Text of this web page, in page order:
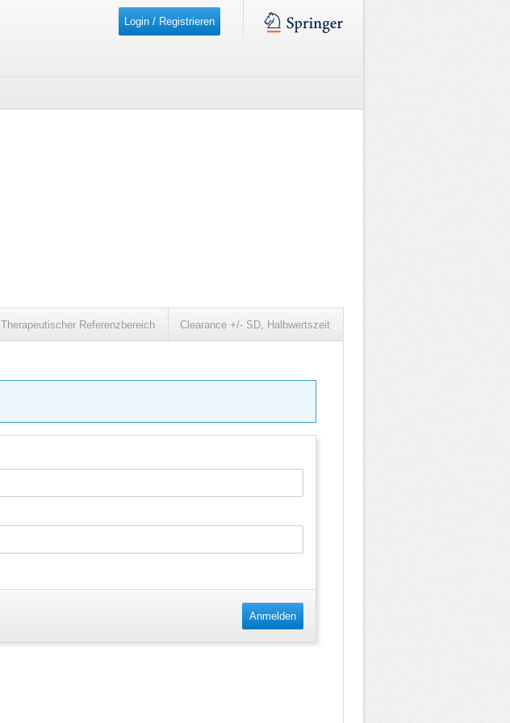
Login / Registrieren
Therapeutischer Referenzbereich Clearance +/- SD, Halbwertszeit
Anmelden